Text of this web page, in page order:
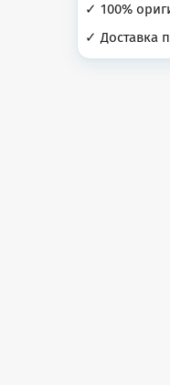
✓ 100%
✓ Доставка